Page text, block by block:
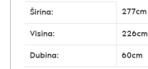
Širina:
277cm
Visina: 226cm
Dubina: 60cm